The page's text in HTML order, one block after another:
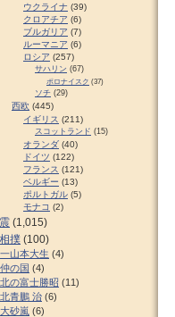
ウクライナ (39)
クロアチア (6)
ブルガリア (7)
ルーマニア (6)
ロシア (257)
サハリン (67)
ポロナイスク (37)
ソチ (29)
西欧 (445)
イギリス (211)
スコットランド (15)
オランダ (40)
ドイツ (122)
フランス (121)
ベルギー (13)
ポルトガル (5)
モナコ (2)
(1,015)
撲 (100)
一山本大生 (4)
仲の国 (4)
北の富士勝昭 (11)
北青鵬 治 (6)
大砂嵐 (6)